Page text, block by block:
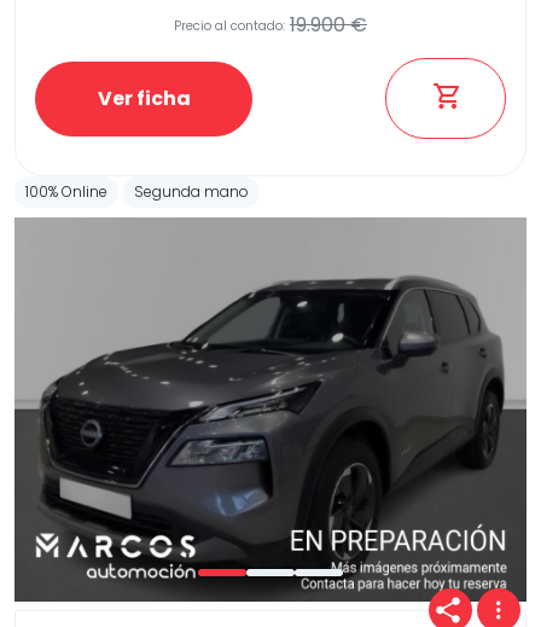
Precio al contado: 19.900 €
Ver ficha
100% Online Segunda mano